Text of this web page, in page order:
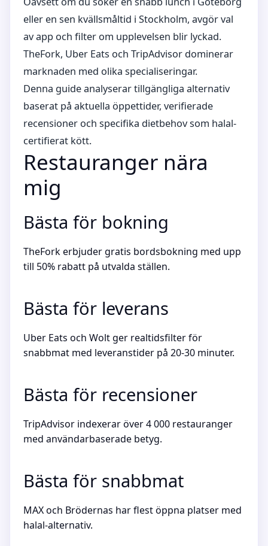
eller en sen kvällsmåltid i Stockholm, avgör val
av app och filter om upplevelsen blir lyckad.
TheFork, Uber Eats och TripAdvisor dominerar
marknaden med olika specialiseringar.
Denna guide analyserar tillgängliga alternativ
baserat på aktuella öppettider, verifierade
recensioner och specifika dietbehov som halal-
certifierat kött.
Restauranger nära
mig
Bästa för bokning
TheFork erbjuder gratis bordsbokning med upp
till 50% rabatt på utvalda ställen.
Bästa för leverans
Uber Eats och Wolt ger realtidsfilter för
snabbmat med leveranstider på 20-30 minuter.
Bästa för recensioner
TripAdvisor indexerar över 4 000 restauranger
med användarbaserade betyg.
Bästa för snabbmat
MAX och Brödernas har flest öppna platser med
halal-alternativ.